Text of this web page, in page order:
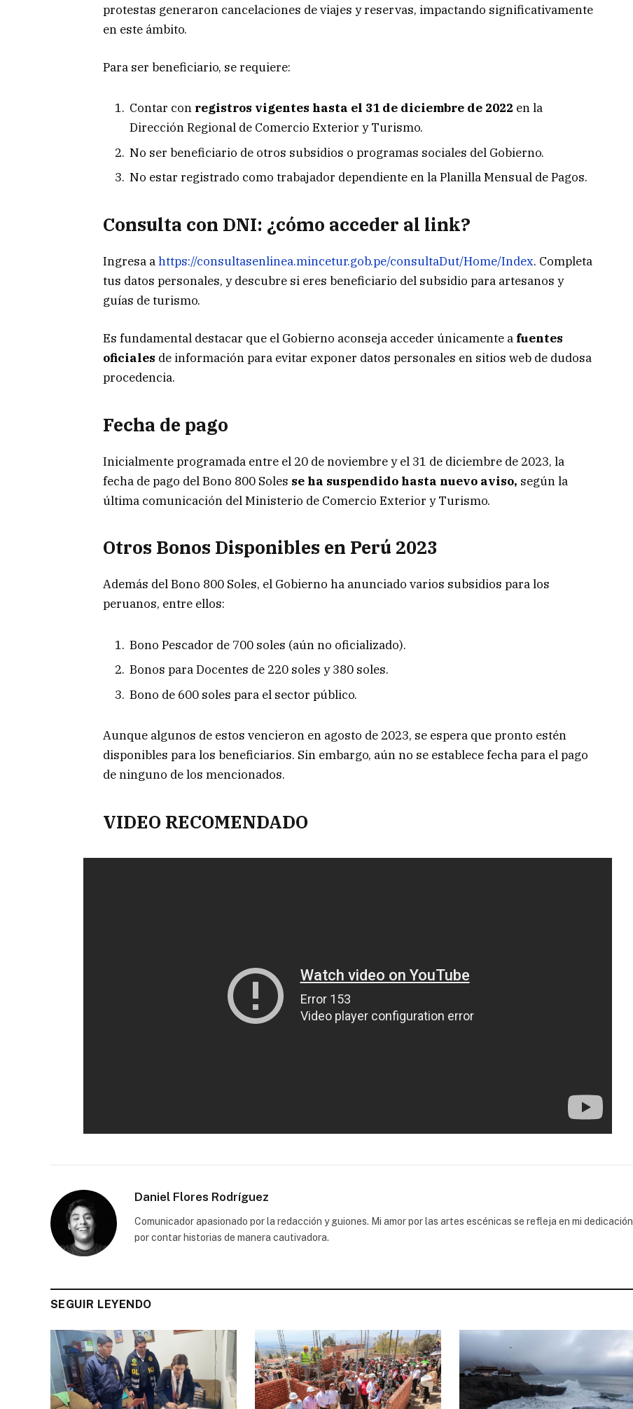
protestas generaron cancelaciones de viajes y reservas, impactando significativamente
en este ámbito.
Para ser beneficiario, se requiere:
Contar con registros vigentes hasta el 31 de diciembre de 2022 en la
Dirección Regional de Comercio Exterior y Turismo.
No ser beneficiario de otros subsidios o programas sociales del Gobierno.
No estar registrado como trabajador dependiente en la Planilla Mensual de Pagos.
Consulta con DNI: ¿cómo acceder al link?
Ingresa ahttps://consultasenlinea.mincetur.gob.pe/consultaDut/Home/Index. Completa
tus datos personales, y descubre si eres beneficiario del subsidio para artesanos y
guías de turismo.
Es fundamental destacar que el Gobierno aconseja acceder únicamente a fuentes
oficiales de información para evitar exponer datos personales en sitios web de dudosa
procedencia.
Fecha de pago
Inicialmente programada entre el 20 de noviembre y el 31 de diciembre de 2023, la
fecha de pago del Bono 800 Soles se ha suspendido hasta nuevo aviso, según la
última comunicación del Ministerio de Comercio Exterior y Turismo.
Otros Bonos Disponibles en Perú 2023
Además del Bono 800 Soles, el Gobierno ha anunciado varios subsidios para los
peruanos, entre ellos:
Bono Pescador de 700 soles (aún no oficializado).
Bonos para Docentes de 220 soles y 380 soles.
Bono de 600 soles para el sector público.
Aunque algunos de estos vencieron en agosto de 2023, se espera que pronto estén
disponibles para los beneficiarios. Sin embargo, aún no se establece fecha para el pago
de ninguno de los mencionados.
VIDEO RECOMENDADO
Daniel Flores Rodríguez
Comunicador apasionado por la redacción y guiones. Mi amor por las artes escénicas se refleja en mi dedicación
por contar historias de manera cautivadora.
SEGUIR LEYENDO